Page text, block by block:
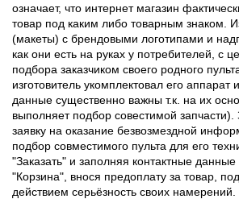
означает, что интернет магазин
товар под каким либо товарным знаком.
(макеты) с брендовыми логотипами и
как они есть на руках у потребителей, с
подбора заказчиком своего родного
изготовитель укомплектовал его аппарат
данные существенно важны т.к. на их
выполняет подбор совестимой запчасти).
заявку на оказание безвозмездной
подбор совместимого пульта для его
"Заказать" и заполняя контактные данные
"Корзина", внося предоплату за товар,
действием серьёзность своих